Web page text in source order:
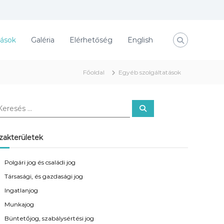
Galéria Elérhetőség English
Főoldal Egyéb szolgáltatások
K
s
Polgári jog és családi jog
Társasági, és gazdasági jog
Ingatlanjog
Munkajog
Büntetőjog, szabálysértési jog